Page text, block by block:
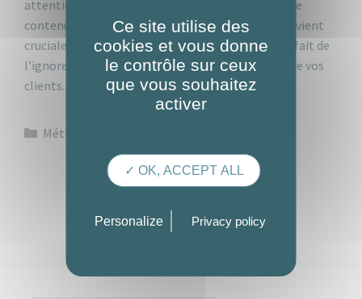
attention. N’oubliez pas également que plus votre
contenu est à haute visibilité, plus cette étape devient
cruciale pour garantir votre crédibilité, et plus le fait de
l’ignorer risque de vous faire perdre la confiance de vos
clients.
Catégories
Métiers de la traduction
Ce site utilise des
cookies et vous donne
le contrôle sur ceux
que vous souhaitez
activer
✓ OK, ACCEPT ALL
Personalize Privacy policy